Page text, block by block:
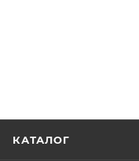
КАТАЛОГ